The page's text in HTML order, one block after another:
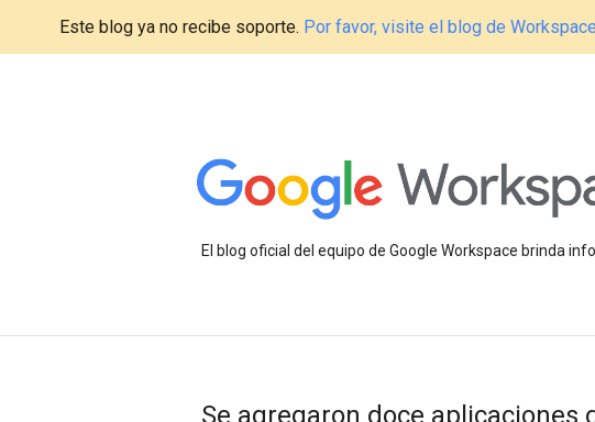
Este blog ya no recibe soporte. Por favor, visite el blog de
El blog oficial del equipo de Google Workspace brinda
Se agregaron doce aplicaciones